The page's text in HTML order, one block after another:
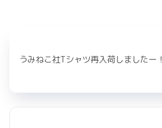
うみねこ社Tシャツ再入荷しましたー！